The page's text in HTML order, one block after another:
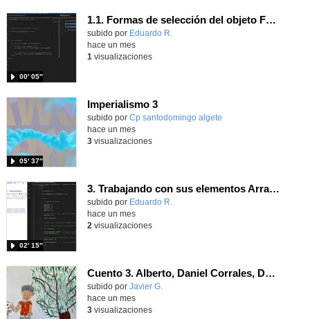
1.1. Formas de selección del objeto Form 3
Contenido educativo.
subido por Eduardo R.
00′ 05″
hace un mes
1 visualizaciones
Imperialismo 3
Contenido educativo.
subido por Cp santodomingo algete
05′ 37″
hace un mes
3visualizaciones
3. Trabajando con sus elementos Array JavaScripts
Contenido educativo.
subido por Eduardo R.
02′ 15″
hace un mes
2 visualizaciones
Cuento 3. Alberto, Daniel Corrales, Daniel Valdés, Luca y Aldric.
Contenido educativo.
subido por Javier G.
hace un mes
3visualizaciones